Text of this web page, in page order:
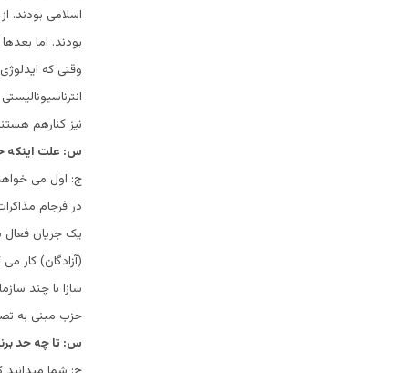
اسلامی بودند.
بودند. اما
وقتی که
نیز کنارهم
س: علت اینکه
ج: اول می
در فرجام
یک جریان
(آزادگان) کار
حزب مبنی به
س: تا چه حد